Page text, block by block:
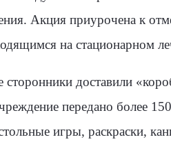
Акция приурочена к
на стационарном
доставили
передано более
игры, раскраски,